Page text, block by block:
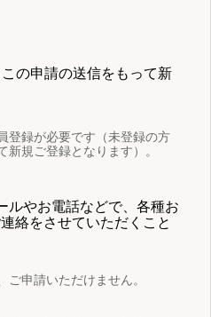
の申請の送信をもって新
登録が必要です（未登録の方
新規ご登録となります）。
ルやお電話などで、各種お
絡をさせていただくこと
申請いただけません。